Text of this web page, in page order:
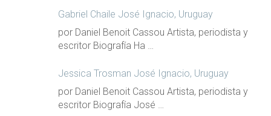
Gabriel Chaile José Ignacio, Uruguay
por Daniel Benoit Cassou Artista, periodista y
escritor Biografía Ha …
Jessica Trosman José Ignacio, Uruguay
por Daniel Benoit Cassou Artista, periodista y
escritor Biografía José …